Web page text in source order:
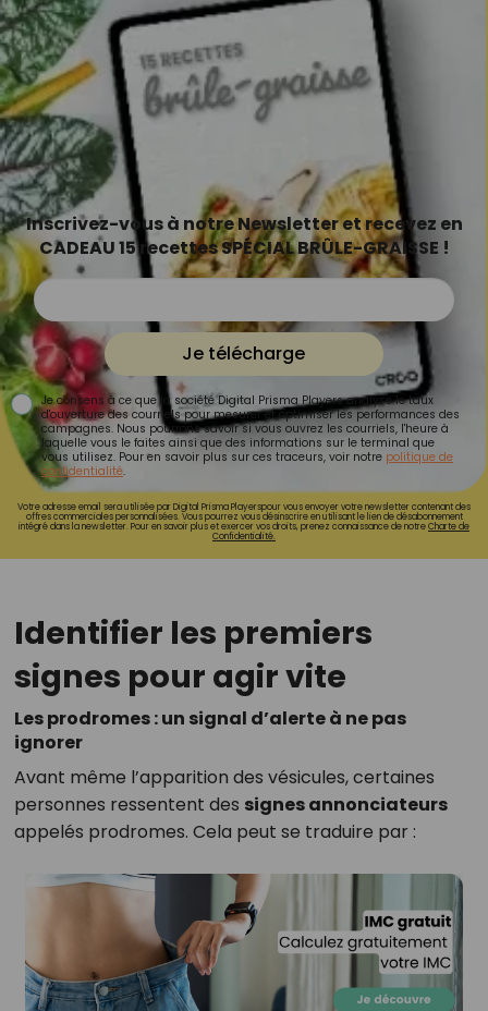
Inscrivez-vous à notre Newsletter et recevez en
CADEAU 15 recettes SPÉCIAL BRÛLE-GRAISSE !
Je télécharge
Je consens à ce que la société Digital Prisma Players analyse le taux
d'ouverture des courriels pour mesurer et optimiser les performances des
campagnes. Nous pourrons savoir si vous ouvrez les courriels, l'heure à
laquelle vous le faites ainsi que des informations sur le terminal que
vous utilisez. Pour en savoir plus sur ces traceurs, voir notre politique de
confidentialité.
Votre adresse email sera utilisée par Digital Prisma Playerspour vous envoyer votre newsletter contenant des
offres commerciales personnalisées. Vous pourrez vous désinscrire en utilisant le lien de désabonnement
intégré dans la newsletter. Pour en savoir plus et exercer vos droits, prenez connaissance de notreCharte de
Confidentialité.
Identifier les premiers
signes pour agir vite
Les prodromes : un signal d’alerte à ne pas
ignorer
Avant même l’apparition des vésicules, certaines
personnes ressentent des signes annonciateurs
appelés prodromes. Cela peut se traduire par :